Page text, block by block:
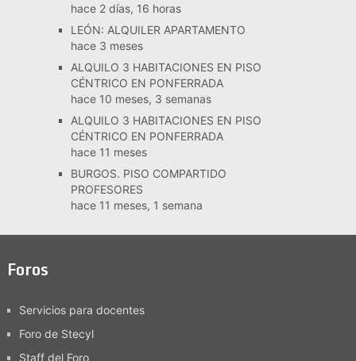
hace 2 días, 16 horas
LEÓN: ALQUILER APARTAMENTO
hace 3 meses
ALQUILO 3 HABITACIONES EN PISO
CÉNTRICO EN PONFERRADA
hace 10 meses, 3 semanas
ALQUILO 3 HABITACIONES EN PISO
CÉNTRICO EN PONFERRADA
hace 11 meses
BURGOS. PISO COMPARTIDO
PROFESORES
hace 11 meses, 1 semana
Foros
Servicios para docentes
Foro de Stecyl
Staff del Foro